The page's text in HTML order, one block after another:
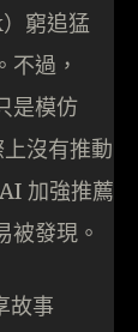
窮追猛
不過，
是模仿
沒有推動
加強推薦
被發現。
故事